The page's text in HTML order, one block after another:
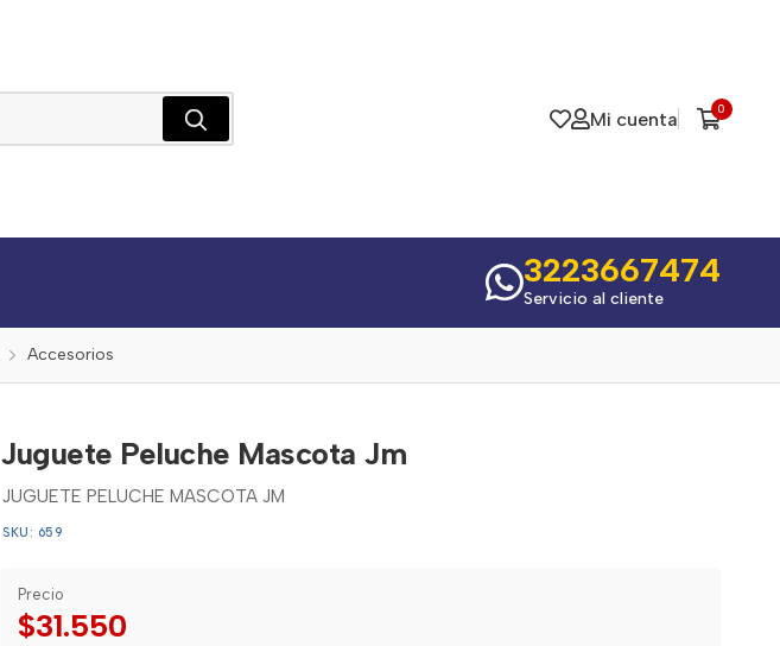
Mi cuenta 0
3223667474
Servicio al cliente
Accesorios
Juguete Peluche Mascota Jm
JUGUETE PELUCHE MASCOTA JM
SKU: 659
Precio
$31.550